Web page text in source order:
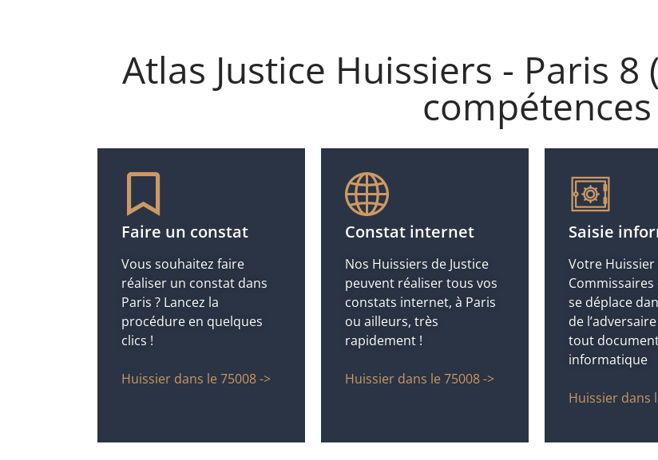
Atlas Justice Huissiers - Paris 8
compétences
Faire un constat
Vous souhaitez faire
réaliser un constat dans
Paris ? Lancez la
procédure en quelques
clics !
Huissier dans le 75008 ->
Constat internet
Nos Huissiers de Justice
peuvent réaliser tous vos
constats internet, à Paris
ou ailleurs, très
rapidement !
Huissier dans le 75008 ->
Saisie
Votre
Commissaires
se déplace
de
tout
informatique
Huissier dans